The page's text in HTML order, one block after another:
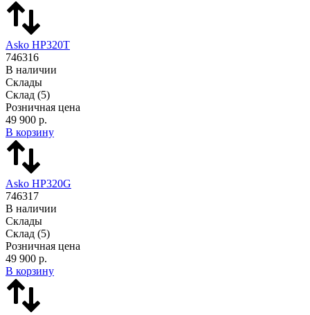
Asko HP320T
746316
В наличии
Склады
Склад (5)
Розничная цена
49 900 р.
В корзину
Asko HP320G
746317
В наличии
Склады
Склад (5)
Розничная цена
49 900 р.
В корзину